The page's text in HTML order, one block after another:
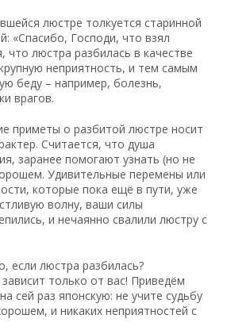
люстре толкуется старинной
«Спасибо, Господи, что взял
что люстра разбилась в качестве
неприятность, и тем самым
беду – например, болезнь,
врагов.
приметы о разбитой люстре носит
Считается, что душа
заранее помогают узнать (но не
Удивительные перемены или
которые пока ещё в пути, уже
волну, ваши силы
и нечаянно свалили люстру с
если люстра разбилась?
только от вас! Приведём
сей раз японскую: не учите судьбу
и никаких неприятностей с